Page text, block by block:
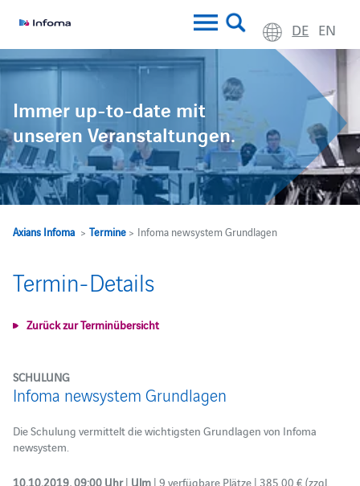
DE EN
Immer up-to-date mit
unseren Veranstaltungen.
Axians Infoma> Termine> Infoma newsystem Grundlagen
Termin-Details
Zurück zur Terminübersicht
SCHULUNG
Infoma newsystem Grundlagen
Die Schulung vermittelt die wichtigsten Grundlagen von Infoma
newsystem.
10.10.2019, 09:00 Uhr| Ulm | 9 verfügbare Plätze | 385,00 € (zzgl.